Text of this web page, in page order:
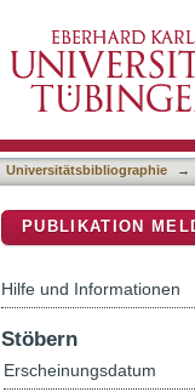
Universitätsbibliographie →
PUBLIKATION
Hilfe und Informationen
Stöbern
Erscheinungsdatum